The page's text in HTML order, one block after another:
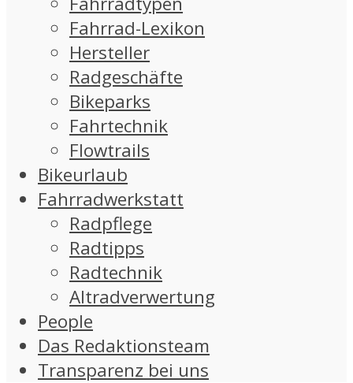
Fahrrad-Lexikon
Hersteller
Radgeschäfte
Bikeparks
Fahrtechnik
Flowtrails
Bikeurlaub
Fahrradwerkstatt
Radpflege
Radtipps
Radtechnik
Altradverwertung
People
Das Redaktionsteam
Transparenz bei uns